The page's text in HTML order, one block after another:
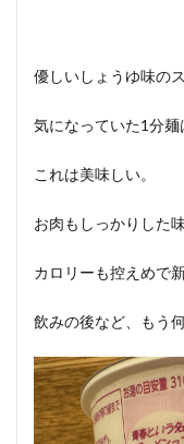
優しいしょうゆ味の
気になっていた1分麺
これは美味しい。
お肉もしっかりした味
カロリーも控えめで
飲みの後など、もう